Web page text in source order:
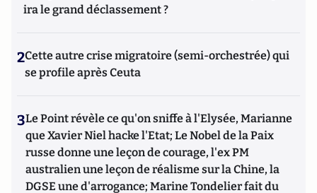
ira le grand déclassement ?
2Cette autre crise migratoire (semi-orchestrée) qui
se profile après Ceuta
3Le Point révèle ce qu'on sniffe à l'Elysée, Marianne
que Xavier Niel hacke l'Etat; Le Nobel de la Paix
russe donne une leçon de courage, l'ex PM
australien une leçon de réalisme sur la Chine, la
DGSE une d'arrogance; Marine Tondelier fait du